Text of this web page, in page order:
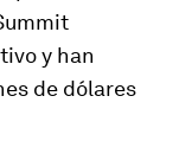
y han
de dólares